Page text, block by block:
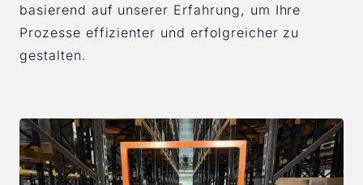
basierend auf unserer Erfahrung, um Ihre
Prozesse effizienter und erfolgreicher zu
gestalten.